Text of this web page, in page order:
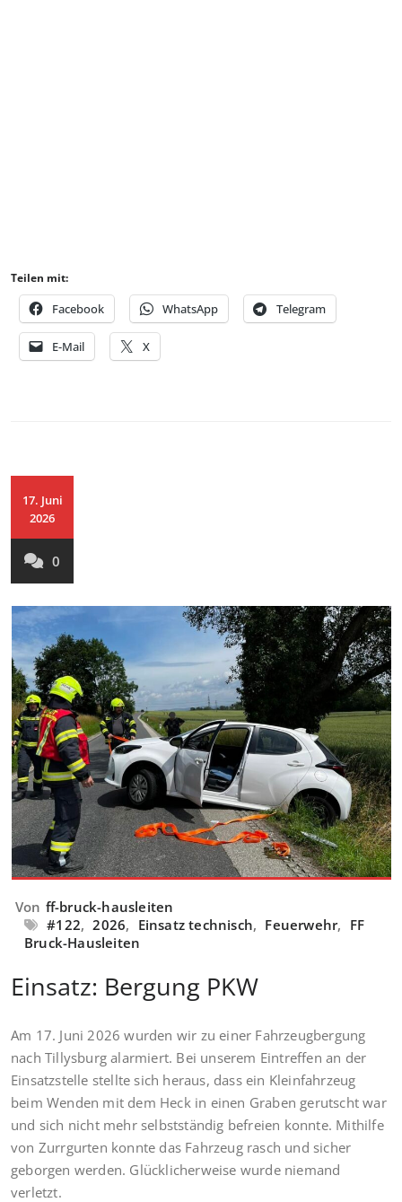
Teilen mit:
Facebook WhatsApp Telegram
E-Mail X
17. Juni
2026
0
Von ff-bruck-hausleiten
#122, 2026, Einsatz technisch, Feuerwehr, FF
Bruck-Hausleiten
Einsatz: Bergung PKW
Am 17. Juni 2026 wurden wir zu einer Fahrzeugbergung
nach Tillysburg alarmiert. Bei unserem Eintreffen an der
Einsatzstelle stellte sich heraus, dass ein Kleinfahrzeug
beim Wenden mit dem Heck in einen Graben gerutscht war
und sich nicht mehr selbstständig befreien konnte. Mithilfe
von Zurrgurten konnte das Fahrzeug rasch und sicher
geborgen werden. Glücklicherweise wurde niemand
verletzt.